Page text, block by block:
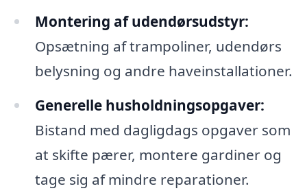
Montering af udendørsudstyr:
Opsætning af trampoliner, udendørs
belysning og andre haveinstallationer.
Generelle husholdningsopgaver:
Bistand med dagligdags opgaver som
at skifte pærer, montere gardiner og
tage sig af mindre reparationer.